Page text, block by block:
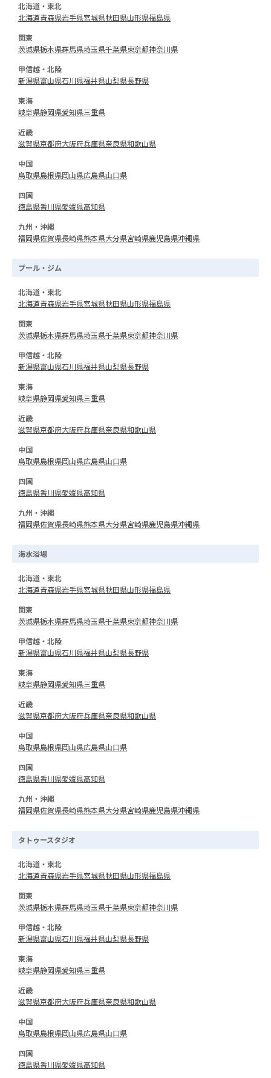
北海道・東北
北海道青森県岩手県宮城県秋田県山形県福島県
関東
茨城県栃木県群馬県埼玉県千葉県東京都神奈川県
甲信越・北陸
新潟県富山県石川県福井県山梨県長野県
東海
岐阜県静岡県愛知県三重県
近畿
滋賀県京都府大阪府兵庫県奈良県和歌山県
中国
鳥取県島根県岡山県広島県山口県
四国
徳島県香川県愛媛県高知県
九州・沖縄
福岡県佐賀県長崎県熊本県大分県宮崎県鹿児島県沖縄県
プール・ジム
北海道・東北
北海道青森県岩手県宮城県秋田県山形県福島県
関東
茨城県栃木県群馬県埼玉県千葉県東京都神奈川県
甲信越・北陸
新潟県富山県石川県福井県山梨県長野県
東海
岐阜県静岡県愛知県三重県
近畿
滋賀県京都府大阪府兵庫県奈良県和歌山県
中国
鳥取県島根県岡山県広島県山口県
四国
徳島県香川県愛媛県高知県
九州・沖縄
福岡県佐賀県長崎県熊本県大分県宮崎県鹿児島県沖縄県
海水浴場
北海道・東北
北海道青森県岩手県宮城県秋田県山形県福島県
関東
茨城県栃木県群馬県埼玉県千葉県東京都神奈川県
甲信越・北陸
新潟県富山県石川県福井県山梨県長野県
東海
岐阜県静岡県愛知県三重県
近畿
滋賀県京都府大阪府兵庫県奈良県和歌山県
中国
鳥取県島根県岡山県広島県山口県
四国
徳島県香川県愛媛県高知県
九州・沖縄
福岡県佐賀県長崎県熊本県大分県宮崎県鹿児島県沖縄県
タトゥースタジオ
北海道・東北
北海道青森県岩手県宮城県秋田県山形県福島県
関東
茨城県栃木県群馬県埼玉県千葉県東京都神奈川県
甲信越・北陸
新潟県富山県石川県福井県山梨県長野県
東海
岐阜県静岡県愛知県三重県
近畿
滋賀県京都府大阪府兵庫県奈良県和歌山県
中国
鳥取県島根県岡山県広島県山口県
四国
徳島県香川県愛媛県高知県